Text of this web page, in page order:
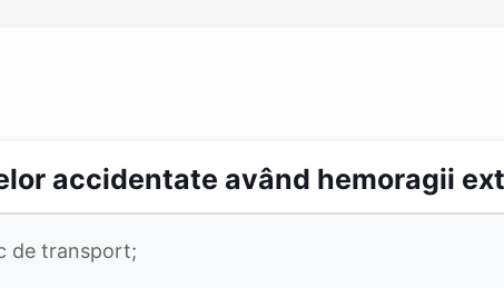
accidentate având hemoragii
de transport;